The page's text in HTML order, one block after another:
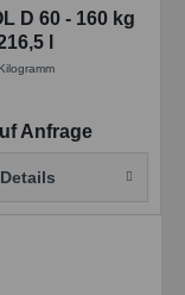
D 60 - 160 kg
l
Anfrage
Details